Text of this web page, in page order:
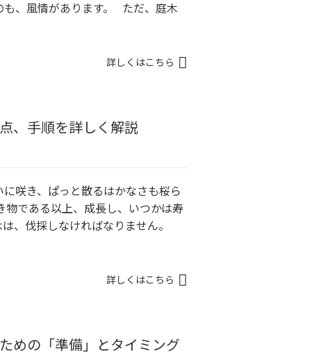
、風情があります。 ただ、庭木
詳しくはこちら
、手順を詳しく解説
咲き、ぱっと散るはかなさも桜ら
物である以上、成長し、いつかは寿
、伐採しなければなりません。
詳しくはこちら
めの「準備」とタイミング